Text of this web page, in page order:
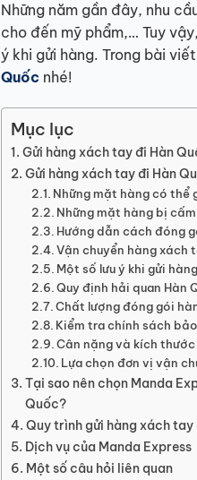
Những năm gần đây, nhu
cho đến mỹ phẩm,… Tuy
ý khi gửi hàng. Trong bài
Quốc nhé!
Mục lục
Gửi hàng xách tay đi Hàn
Gửi hàng xách tay đi Hàn
Những mặt hàng có thể
Những mặt hàng bị
Hướng dẫn cách đóng
Vận chuyển hàng xách
Một số lưu ý khi gửi
Quy định hải quan Hàn
Chất lượng đóng gói
Kiểm tra chính sách
Cân nặng và kích
Lựa chọn đơn vị vận
Tại sao nên chọn Manda
Quốc?
Quy trình gửi hàng xách
Dịch vụ của Manda Express
Một số câu hỏi liên quan